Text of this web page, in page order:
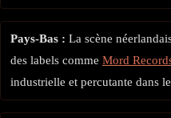
Pays-Bas : La scène
des labels comme Mord
industrielle et percutante dans